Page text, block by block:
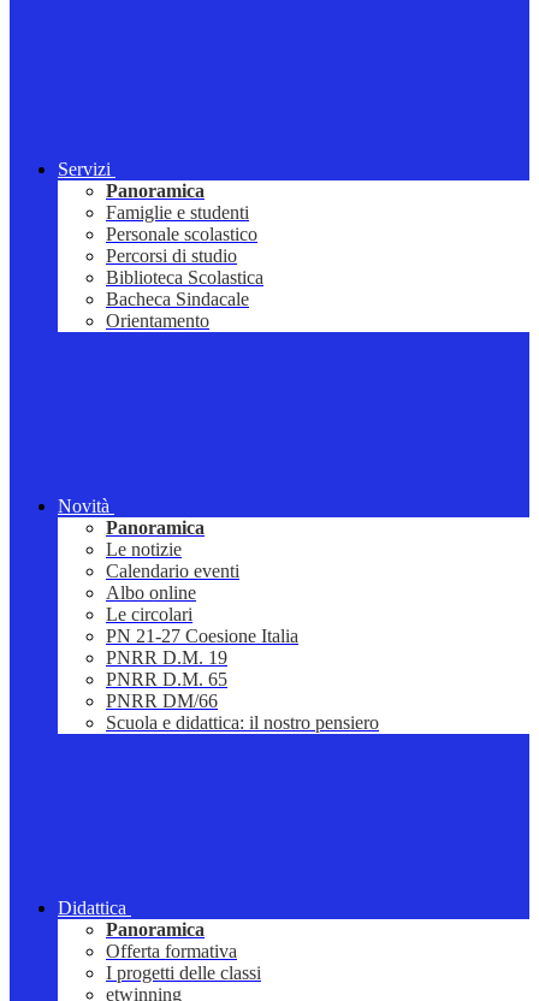
Servizi
Panoramica
Famiglie e studenti
Personale scolastico
Percorsi di studio
Biblioteca Scolastica
Bacheca Sindacale
Orientamento
Novità
Panoramica
Le notizie
Calendario eventi
Albo online
Le circolari
PN 21-27 Coesione Italia
PNRR D.M. 19
PNRR D.M. 65
PNRR DM/66
Scuola e didattica: il nostro pensiero
Didattica
Panoramica
Offerta formativa
I progetti delle classi
etwinning